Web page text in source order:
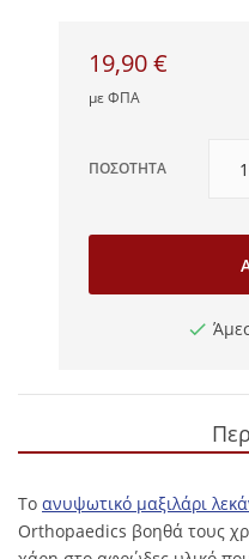
19,90 €
με ΦΠΑ
ΠΟΣΌΤΗΤΑ
Το ανυψωτικό μαξιλάρι
Orthopaedics βοηθά τους